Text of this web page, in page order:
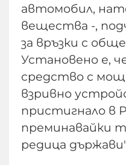
автомобил,
вещества -,
за връзки с
Установено е,
средство с
взривно
пристигнало в
преминавайки
редица